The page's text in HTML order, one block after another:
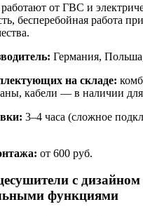
работают от ГВС и
бесперебойная работа
Германия,
на складе:
кабели — в наличии
3–4 часа (сложное
от 600 руб.
с
функциями